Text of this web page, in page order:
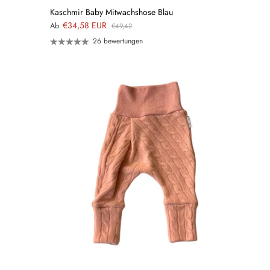
Kaschmir Baby Mitwachshose Blau
Ab €34,58 EUR €49,42
26 bewertungen